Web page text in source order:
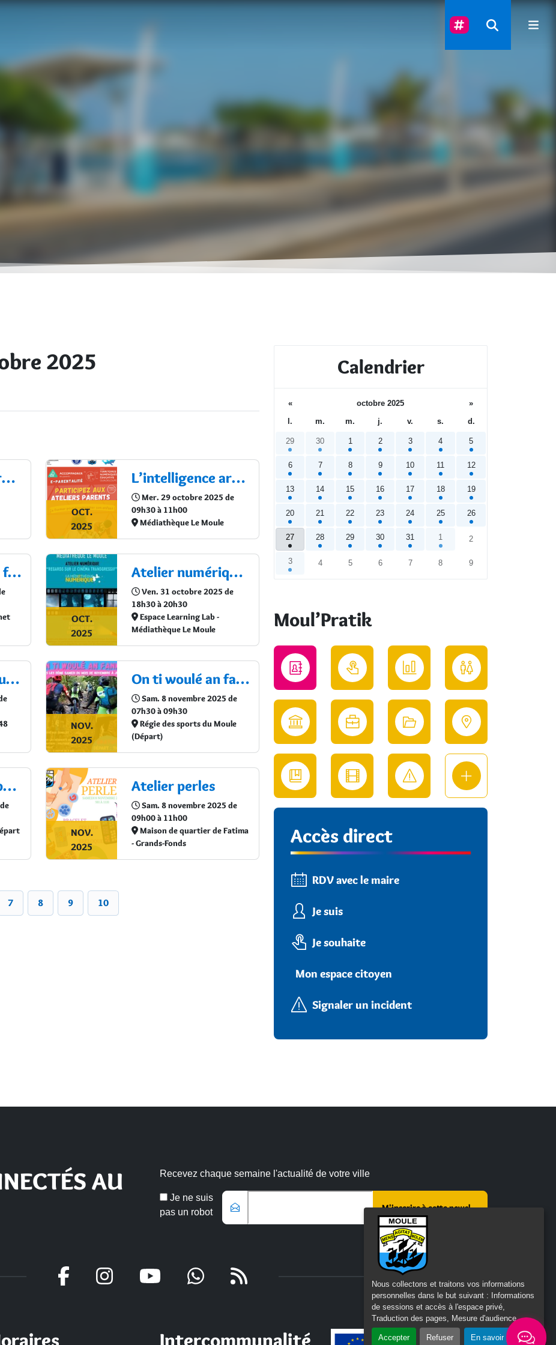
Nous collectons et traitons vos informations
personnelles dans le but suivant :
Informations
de sessions et accès à l'espace privé,
Traduction des pages, Mesure d'audience.
Accepter Refuser En savoir plus
Suivez-Nous
2025
Exposition interactive : "Lux in Tenebris"
OCT.
2025
L’intelligence artificielle : parentalité et apprentissage
Mer. 29 octobre 2025 de
09h30 à 11h00
Médiathèque Le Moule
S’engager et se former : les opportunités du RSMA
OCT.
2025
Atelier numérique : "Regards sur le cinéma transgressif"
Ven. 31 octobre 2025 de
18h30 à 20h30
Espace Learning Lab -
Médiathèque Le Moule
La CGSS de la Guadeloupe à la rencontre des employeurs et travailleurs indépendants du Nord Grande-Terre
NOV.
2025
On ti woulé an fanmi
Sam. 8 novembre 2025 de
07h30 à 09h30
Régie des sports du Moule
(Départ)
Rallye culturel pères et enfants
NOV.
2025
Atelier perles
Sam. 8 novembre 2025 de
09h00 à 11h00
Maison de quartier de Fatima
- Grands-Fonds
7 8 9 10
Calendrier
« octobre 2025
»
l.
m. m. j. v. s. d.
29 30 1 2 3 4 5
6 7 8 9 10 11 12
13 14 15 16 17 18 19
20 21 22 23 24 25 26
27 28 29 30 31 1 2
3 4 5 6 7 8 9
Moul’Pratik
Accès direct
RDV avec le maire
Je suis
Je souhaite
Mon espace citoyen
Signaler un incident
AU
Recevez chaque semaine l'actualité de votre ville
Je ne suis
pas un robot
Email
Intercommunalité